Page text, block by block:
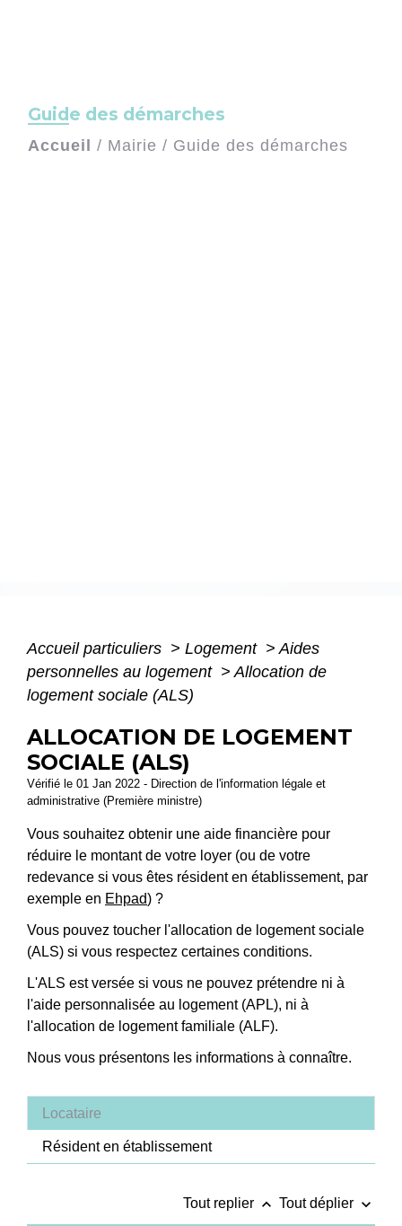
Guide des démarches
Accueil / Mairie / Guide des démarches
Accueil particuliers > Logement > Aides
personnelles au logement > Allocation de
logement sociale (ALS)
ALLOCATION DE LOGEMENT
SOCIALE (ALS)
Vérifié le 01 Jan 2022 - Direction de l'information légale et
administrative (Première ministre)
Vous souhaitez obtenir une aide financière pour
réduire le montant de votre loyer (ou de votre
redevance si vous êtes résident en établissement, par
exemple en Ehpad) ?
Vous pouvez toucher l'allocation de logement sociale
(ALS) si vous respectez certaines conditions.
L'ALS est versée si vous ne pouvez prétendre ni à
l'aide personnalisée au logement (APL), ni à
l'allocation de logement familiale (ALF).
Nous vous présentons les informations à connaître.
Locataire
Résident en établissement
Tout replier keyboard_arrow_up Tout déplier keyboard_arrow_down